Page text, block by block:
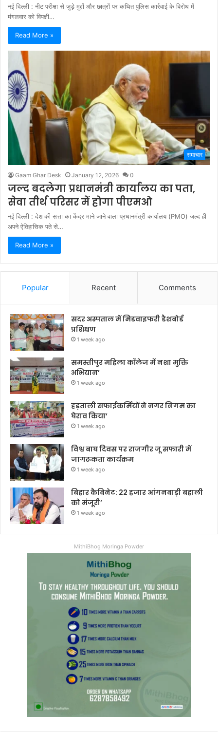
नई दिल्ली : नीट परीक्षा से जुड़े मुद्दों और छात्रों पर कथित पुलिस कार्रवाई के विरोध में
मंगलवार को विपक्षी…
Read More »
समाचार
Gaam Ghar Desk January 12, 2026 0
जल्द बदलेगा प्रधानमंत्री कार्यालय का पता,
सेवा तीर्थ परिसर में होगा पीएमओ
नई दिल्ली : देश की सत्ता का केंद्र माने जाने वाला प्रधानमंत्री कार्यालय (PMO) जल्द ही
अपने ऐतिहासिक पते से…
Read More »
Popular Recent Comments
सदर अस्पताल में मिडवाइफरी डैशबोर्ड
प्रशिक्षण
1 week ago
समस्तीपुर महिला कॉलेज में नशा मुक्ति
अभियान’
1 week ago
हड़ताली सफाईकर्मियों ने नगर निगम का
घेराव किया’
1 week ago
विश्व बाघ दिवस पर राजगीर जू सफारी में
जागरूकता कार्यक्रम
1 week ago
बिहार कैबिनेट: 22 हजार आंगनबाड़ी बहाली
को मंजूरी’
1 week ago
MithiBhog Moringa Powder